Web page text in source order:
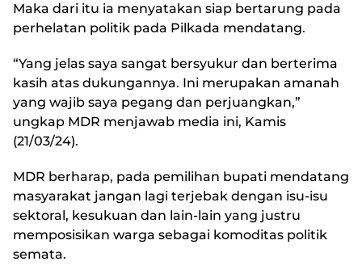
Maka dari itu ia menyatakan siap bertarung pada
perhelatan politik pada Pilkada mendatang.
“Yang jelas saya sangat bersyukur dan berterima
kasih atas dukungannya. Ini merupakan amanah
yang wajib saya pegang dan perjuangkan,”
ungkap MDR menjawab media ini, Kamis
(21/03/24).
MDR berharap, pada pemilihan bupati mendatang
masyarakat jangan lagi terjebak dengan isu-isu
sektoral, kesukuan dan lain-lain yang justru
memposisikan warga sebagai komoditas politik
semata.